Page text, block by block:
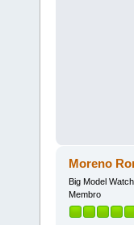
Moreno
Big Model Watch
Membro